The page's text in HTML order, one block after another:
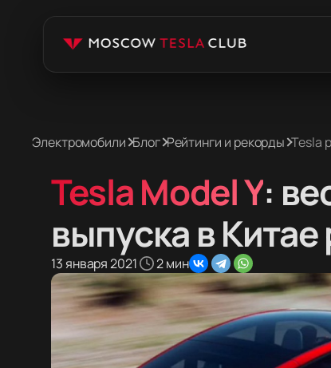
Электромобили Блог Рейтинги и рекорды Tesla
Tesla Model Y:
выпуска в
13 января 2021 2 мин